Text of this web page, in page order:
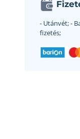
- Utánvét;-
fizetés;